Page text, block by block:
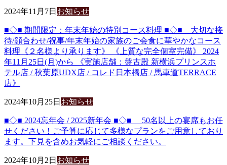
2024年11月7日 お知らせ
■◇■ 期間限定：年末年始の特別コース料理 ■◇■ 大切な接
待/顔合わせ/祝事/年末年始の家族のご会食に華やかなコース
料理《２名様より承ります》 《上質な完全個室完備》 2024
年11月25日(月)から 《実施店舗：盤古殿 新横浜プリンスホ
テル店 / 秋葉原UDX店 / コレド日本橋店 / 馬車道TERRACE
店》
2024年10月25日 お知らせ
■◇■ 2024忘年会 / 2025新年会 ■◇■ 50名以上の宴席もお任
せください！ご予算に応じて多様なプランをご用意しており
ます。下見を含めお気軽にご相談ください。
2024年10月2日 お知らせ